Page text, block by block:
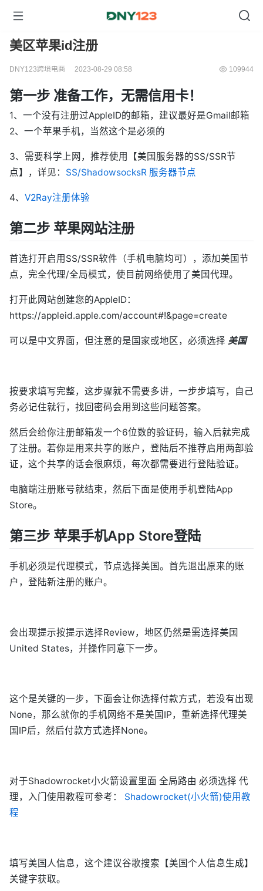
美区苹果id注册
DNY123跨境电商 2023-08-29 08:58 109944
第一步 准备工作，无需信用卡！
1、一个没有注册过AppleID的邮箱，建议最好是Gmail邮箱
2、一个苹果手机，当然这个是必须的
3、需要科学上网，推荐使用【美国服务器的SS/SSR节
点】，详见： SS/ShadowsocksR 服务器节点
4、 V2Ray注册体验
第二步 苹果网站注册
首选打开启用SS/SSR软件（手机电脑均可），添加美国节
点，完全代理/全局模式，使目前网络使用了美国代理。
打开此网站创建您的AppleID：
https://appleid.apple.com/account#!&page=create
可以是中文界面，但注意的是国家或地区，必须选择 美国
按要求填写完整，这步骤就不需要多讲，一步步填写，自己
务必记住就行，找回密码会用到这些问题答案。
然后会给你注册邮箱发一个6位数的验证码，输入后就完成
了注册。若你是用来共享的账户，登陆后不推荐启用两部验
证，这个共享的话会很麻烦，每次都需要进行登陆验证。
电脑端注册账号就结束，然后下面是使用手机登陆App
Store。
第三步 苹果手机App Store登陆
手机必须是代理模式，节点选择美国。首先退出原来的账
户，登陆新注册的账户。
会出现提示按提示选择Review，地区仍然是需选择美国
United States，并操作同意下一步。
这个是关键的一步，下面会让你选择付款方式，若没有出现
None，那么就你的手机网络不是美国IP，重新选择代理美
国IP后，然后付款方式选择None。
对于Shadowrocket小火箭设置里面 全局路由 必须选择 代
理，入门使用教程可参考： Shadowrocket(小火箭)使用教
程
填写美国人信息，这个建议谷歌搜索【美国个人信息生成】
关键字获取。